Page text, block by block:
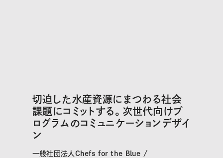
切迫した水産資源にまつわる社会
課題にコミットする。次世代向けプ
ログラムのコミュニケーションデザイ
ン
一般社団法人Chefs for the Blue /